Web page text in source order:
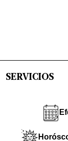
SERVICIOS